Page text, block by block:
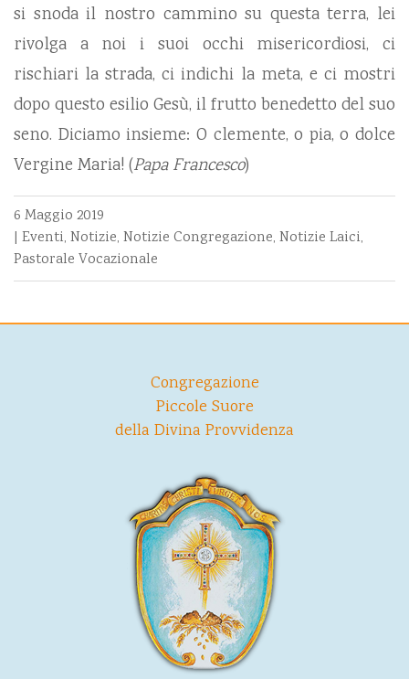
si snoda il nostro cammino su questa terra, lei
rivolga a noi i suoi occhi misericordiosi, ci
rischiari la strada, ci indichi la meta, e ci mostri
dopo questo esilio Gesù, il frutto benedetto del suo
seno. Diciamo insieme: O clemente, o pia, o dolce
Vergine Maria! (Papa Francesco)
6 Maggio 2019
| Eventi, Notizie, Notizie Congregazione, Notizie Laici,
Pastorale Vocazionale
Congregazione
Piccole Suore
della Divina Provvidenza